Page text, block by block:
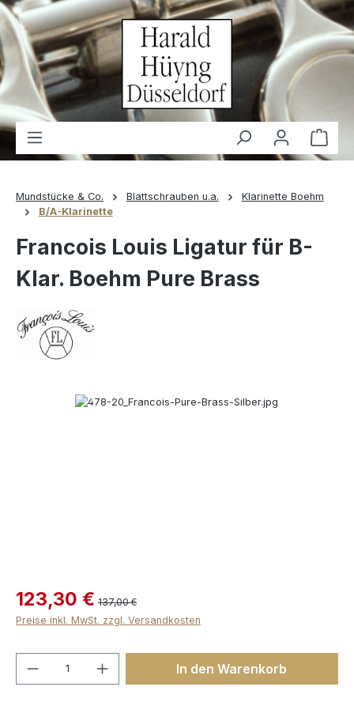
springen
Mundstücke & Co. Blattschrauben u.a.
Klarinette Boehm
B/A-Klarinette
Francois Louis Ligatur für B-
Klar. Boehm Pure Brass
Bildergalerie überspringen
123,30 € 137,00 €
Preise inkl. MwSt. zzgl. Versandkosten
Produkt Anzahl: Gib denIn den Warenkorb